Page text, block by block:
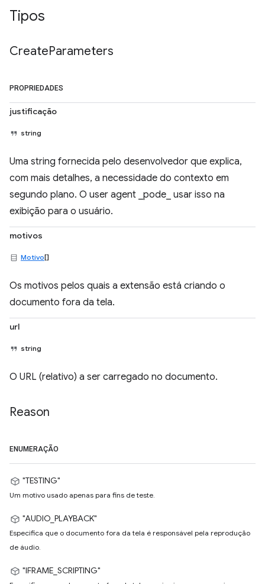
Tipos
CreateParameters
PROPRIEDADES
justificação
string
Uma string fornecida pelo desenvolvedor que explica,
com mais detalhes, a necessidade do contexto em
segundo plano. O user agent _pode_ usar isso na
exibição para o usuário.
motivos
Motivo[]
Os motivos pelos quais a extensão está criando o
documento fora da tela.
url
string
O URL (relativo) a ser carregado no documento.
Reason
ENUMERAÇÃO
"TESTING"
Um motivo usado apenas para fins de teste.
"AUDIO_PLAYBACK"
Especifica que o documento fora da tela é responsável pela reprodução
de áudio.
"IFRAME_SCRIPTING"